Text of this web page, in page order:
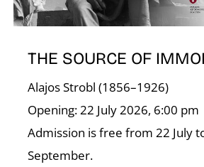
THE SOURCE OF
Alajos Strobl (1856–1926)
Opening: 22 July 2026, 6:00 pm
Admission is free from 22 July
September.